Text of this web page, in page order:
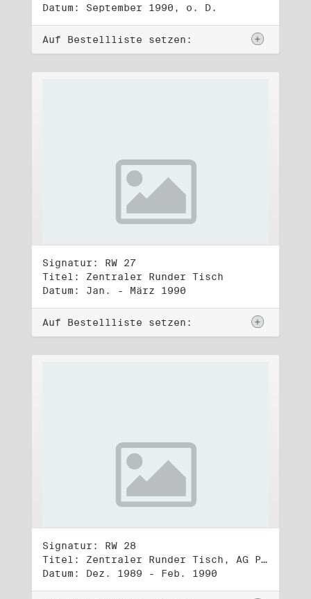
Datum: September 1990, o. D.
Auf Bestellliste setzen:
Signatur: RW 27
Titel: Zentraler Runder Tisch
Datum: Jan. - März 1990
Auf Bestellliste setzen:
Signatur: RW 28
Titel: Zentraler Runder Tisch, AG Parteien- und Vereinigungsgesetz
Datum: Dez. 1989 - Feb. 1990